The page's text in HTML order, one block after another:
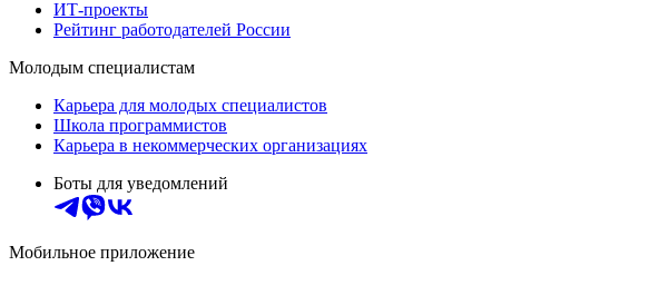
ИТ-проекты
Рейтинг работодателей России
Молодым специалистам
Карьера для молодых специалистов
Школа программистов
Карьера в некоммерческих организациях
Боты для уведомлений
Мобильное приложение